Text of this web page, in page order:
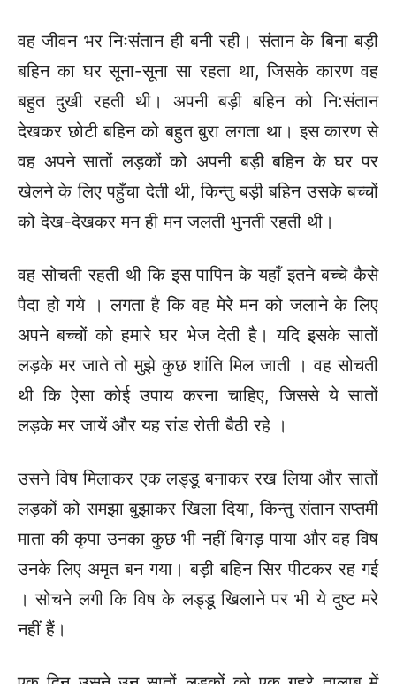
वह जीवन भर निःसंतान ही बनी रही। संतान के बिना बड़ी
बहिन का घर सूना-सूना सा रहता था, जिसके कारण वह
बहुत दुखी रहती थी। अपनी बड़ी बहिन को नि:संतान
देखकर छोटी बहिन को बहुत बुरा लगता था। इस कारण से
वह अपने सातों लड़कों को अपनी बड़ी बहिन के घर पर
खेलने के लिए पहुँचा देती थी, किन्तु बड़ी बहिन उसके बच्चों
को देख-देखकर मन ही मन जलती भुनती रहती थी।
वह सोचती रहती थी कि इस पापिन के यहाँ इतने बच्चे कैसे
पैदा हो गये । लगता है कि वह मेरे मन को जलाने के लिए
अपने बच्चों को हमारे घर भेज देती है। यदि इसके सातों
लड़के मर जाते तो मुझे कुछ शांति मिल जाती । वह सोचती
थी कि ऐसा कोई उपाय करना चाहिए, जिससे ये सातों
लड़के मर जायें और यह रांड रोती बैठी रहे ।
उसने विष मिलाकर एक लड्डू बनाकर रख लिया और सातों
लड़कों को समझा बुझाकर खिला दिया, किन्तु संतान सप्तमी
माता की कृपा उनका कुछ भी नहीं बिगड़ पाया और वह विष
उनके लिए अमृत बन गया। बड़ी बहिन सिर पीटकर रह गई
। सोचने लगी कि विष के लड्डू खिलाने पर भी ये दुष्ट मरे
नहीं हैं।